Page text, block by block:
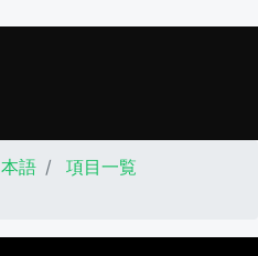
語
項目一覧